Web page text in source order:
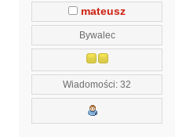
mateusz
Bywalec
Wiadomości: 32